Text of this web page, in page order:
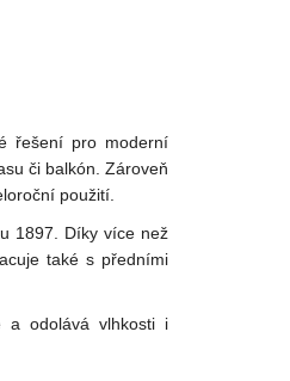
řešení pro moderní
či balkón. Zároveň
použití.
1897. Díky více než
také s předními
a odolává vlhkosti i